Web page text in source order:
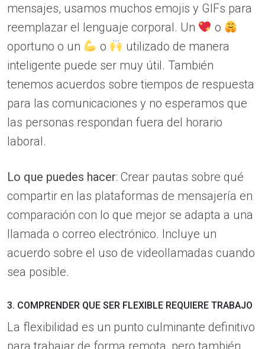
mensajes, usamos muchos emojis y GIFs para
reemplazar el lenguaje corporal. Un
o
oportuno o un
o
utilizado de manera
inteligente puede ser muy útil. También
tenemos acuerdos sobre tiempos de respuesta
para las comunicaciones y no esperamos que
las personas respondan fuera del horario
laboral.
Lo que puedes hacer: Crear pautas sobre qué
compartir en las plataformas de mensajería en
comparación con lo que mejor se adapta a una
llamada o correo electrónico. Incluye un
acuerdo sobre el uso de videollamadas cuando
sea posible.
3. COMPRENDER QUE SER FLEXIBLE REQUIERE TRABAJO
La flexibilidad es un punto culminante definitivo
para trabajar de forma remota, pero también